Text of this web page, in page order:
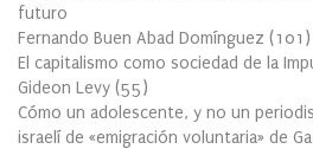
futuro
Fernando Buen Abad Domínguez (101 )
El capitalismo como sociedad de la
Gideon Levy (55)
Cómo un adolescente, y no un
israelí de «emigración voluntaria» de